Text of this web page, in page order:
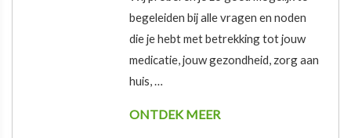
begeleiden bij alle vragen en noden
die je hebt met betrekking tot jouw
medicatie, jouw gezondheid, zorg aan
huis, …
ONTDEK MEER